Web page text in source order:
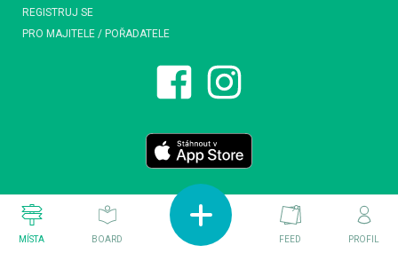
REGISTRUJ SE
PRO MAJITELE / POŘADATELE
MÍSTA BOARD FEED PROFIL